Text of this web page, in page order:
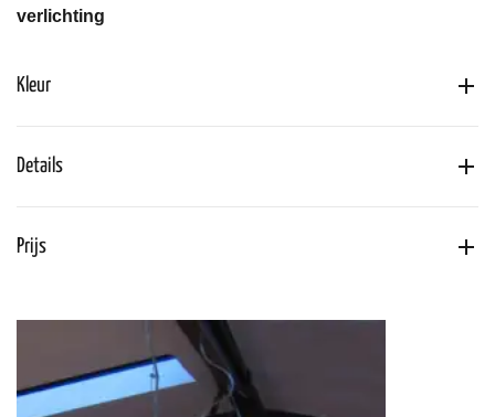
verlichting
Kleur
Details
Prijs